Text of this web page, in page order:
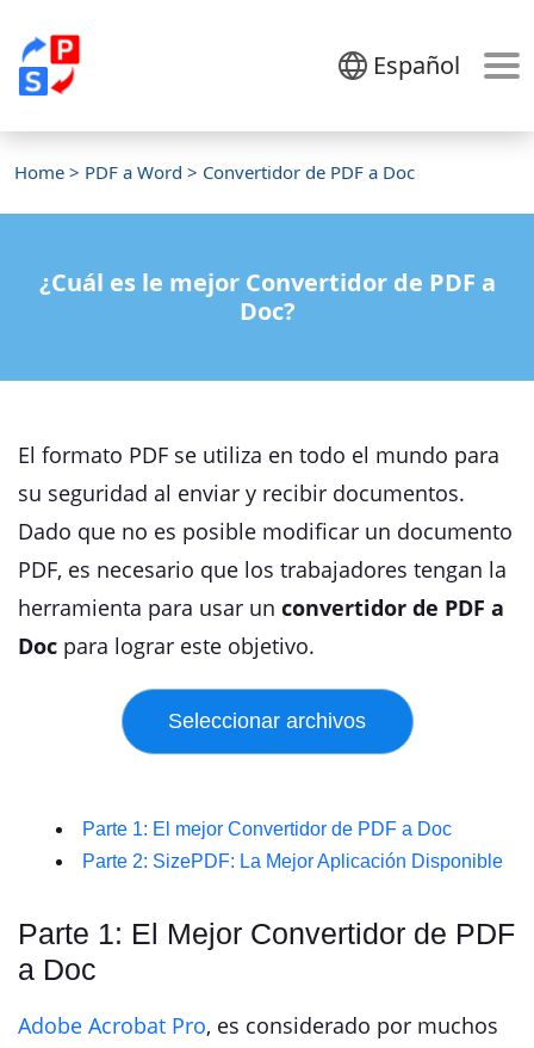
Español
Home > PDF a Word > Convertidor de PDF a Doc
¿Cuál es le mejor Convertidor de PDF a
Doc?
El formato PDF se utiliza en todo el mundo para
su seguridad al enviar y recibir documentos.
Dado que no es posible modificar un documento
PDF, es necesario que los trabajadores tengan la
herramienta para usar un convertidor de PDF a
Doc para lograr este objetivo.
Parte 1: El mejor Convertidor de PDF a Doc
Parte 2: SizePDF: La Mejor Aplicación Disponible
Parte 1: El Mejor Convertidor de PDF
a Doc
Adobe Acrobat Pro, es considerado por muchos